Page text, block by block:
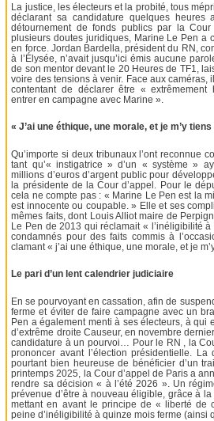
La justice, les électeurs et la probité, tous
déclarant sa candidature quelques heures
détournement de fonds publics par la
plusieurs doutes juridiques, Marine Le Pen a
en force. Jordan Bardella, président du RN,
à l’Élysée, n’avait jusqu’ici émis aucune
de son mentor devant le 20 Heures de TF1,
voire des tensions à venir. Face aux caméras,
contentant de déclarer être « extrêmement
entrer en campagne avec Marine ».
« J’ai une éthique, une morale, et je m’y tiens
Qu’importe si deux tribunaux l’ont reconnue
tant qu’« instigatrice » d’un « système »
millions d’euros d’argent public pour
la présidente de la Cour d’appel. Pour le
cela ne compte pas : « Marine Le Pen est la
est innocente ou coupable. » Elle et ses
mêmes faits, dont Louis Alliot maire de
Le Pen de 2013 qui réclamait « l’inéligibilité
condamnés pour des faits commis à
clamant « j’ai une éthique, une morale, et je
Le pari d’un lent calendrier judiciaire
En se pourvoyant en cassation, afin de
ferme et éviter de faire campagne avec un
Pen a également menti à ses électeurs, à qui
d’extrême droite Causeur, en novembre
candidature à un pourvoi… Pour le RN , la
prononcer avant l’élection présidentielle.
pourtant bien heureuse de bénéficier d’un
printemps 2025, la Cour d’appel de Paris a
rendre sa décision « à l’été 2026 ». Un
prévenue d’être à nouveau éligible, grâce à
mettant en avant le principe de « liberté de
peine d’inéligibilité à quinze mois ferme (ainsi